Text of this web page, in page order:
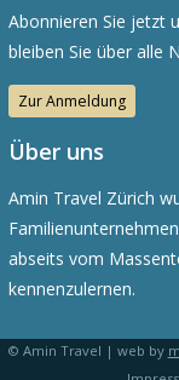
Abonnieren Sie jetzt
bleiben Sie über alle
Zur Anmeldung
Über uns
Amin Travel Zürich
abseits vom
kennenzulernen.
© Amin Travel | web by